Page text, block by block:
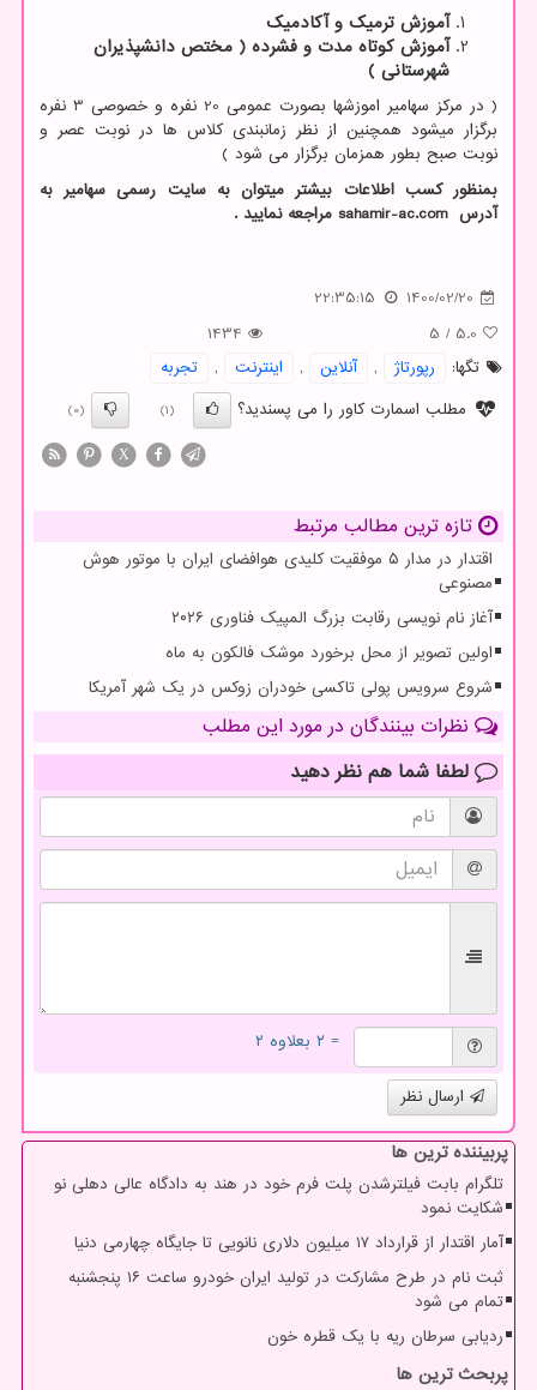
آموزش ترمیک و آکادمیک
آموزش کوتاه مدت و فشرده ( مختص دانشپذیران
شهرستانی )
( در مرکز سهامیر اموزشها بصورت عمومی 20 نفره و خصوصی 3 نفره
برگزار میشود همچنین از نظر زمانبندی کلاس ها در نوبت عصر و
نوبت صبح بطور همزمان برگزار می شود )
بمنظور کسب اطلاعات بیشتر میتوان به سایت رسمی سهامیر به
آدرسsahamir-ac.com مراجعه نمایید .
1400/02/20
22:35:15
5.0
/
5
1434
تگها:
رپورتاژ , آنلاین , اینترنت ,
تجربه
مطلب اسمارت کاور را می پسندید؟
(1)
(0)
X
تازه ترین مطالب مرتبط
اقتدار در مدار ۵ موفقیت کلیدی هوافضای ایران با موتور هوش
مصنوعی
آغاز نام نویسی رقابت بزرگ المپیک فناوری ۲۰۲۶
اولین تصویر از محل برخورد موشک فالکون به ماه
شروع سرویس پولی تاکسی خودران زوکس در یک شهر آمریکا
نظرات بینندگان در مورد این مطلب
لطفا شما هم نظر دهید
= ۲ بعلاوه ۲
ارسال نظر
پربیننده ترین ها
تلگرام بابت فیلترشدن پلت فرم خود در هند به دادگاه عالی دهلی نو
شکایت نمود
آمار اقتدار از قرارداد ۱۷ میلیون دلاری نانویی تا جایگاه چهارمی دنیا
ثبت نام در طرح مشارکت در تولید ایران خودرو ساعت ۱۶ پنجشنبه
تمام می شود
ردیابی سرطان ریه با یک قطره خون
پربحث ترین ها